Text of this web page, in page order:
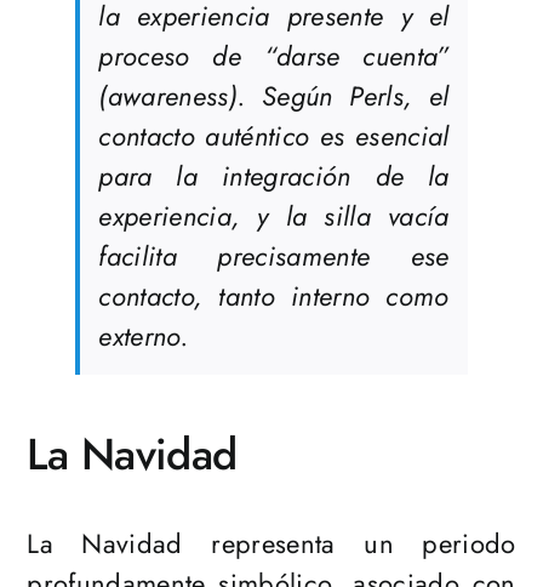
la experiencia presente y el
proceso de “darse cuenta”
(awareness). Según Perls, el
contacto auténtico es esencial
para la integración de la
experiencia, y la silla vacía
facilita precisamente ese
contacto, tanto interno como
externo​.
La Navidad
La Navidad representa un periodo